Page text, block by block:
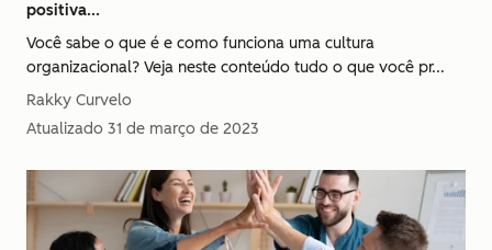
positiva...
Você sabe o que é e como funciona uma cultura
organizacional? Veja neste conteúdo tudo o que você pr...
Rakky Curvelo
Atualizado 31 de março de 2023